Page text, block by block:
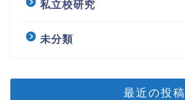
私立校研究
未分類
最近の投稿